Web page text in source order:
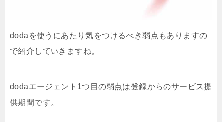
dodaを使うにあたり気をつけるべき弱点もありますの
で紹介していきますね。
dodaエージェント1つ目の弱点は登録からのサービス提
供期間です。